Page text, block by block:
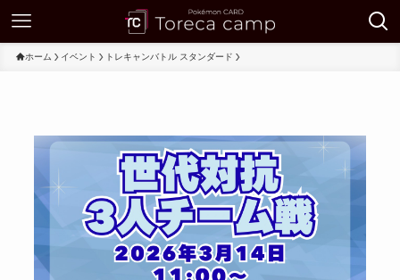
ホーム イベント トレキャンバトル スタンダード